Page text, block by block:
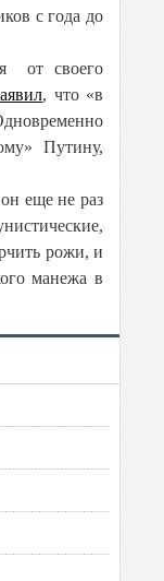
с года до
от своего
, что «в
Путину,
еще не раз
рожи, и
манежа в